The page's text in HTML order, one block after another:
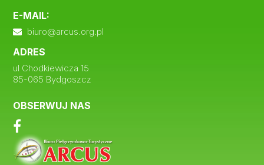
E-MAIL:
biuro@arcus.org.pl
ADRES
ul Chodkiewicza 15
85-065 Bydgoszcz
OBSERWUJ NAS